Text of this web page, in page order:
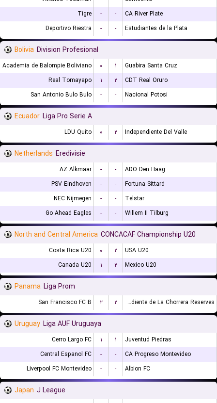
Tigre
- -
CA River Plate
Deportivo Riestra
- - Estudiantes de la Plata
Bolivia Division Profesional
Academia de Balompie Boliviano ۰ ۱
Guabira Santa Cruz
Real Tomayapo
۱ ۲
CDT Real Oruro
San Antonio Bulo Bulo
- - Nacional Potosi
Ecuador Liga Pro Serie A
LDU Quito ۰ ۲ Independiente Del Valle
Netherlands Eredivisie
AZ Alkmaar - -
ADO Den Haag
PSV Eindhoven
- -
Fortuna Sittard
NEC Nijmegen
- -
Telstar
Go Ahead Eagles
- - Willem II Tilburg
North and Central America CONCACAF Championship U20
Costa Rica U20 ۰ ۲
USA U20
Canada U20
۱ ۲ Mexico U20
Panama Liga Prom
San Francisco FC B ۲ ۲ CA Independiente de La Chorrera Reserves
Uruguay Liga AUF Uruguaya
Cerro Largo FC ۱ ۱
Juventud Piedras
Central Espanol FC
- -
CA Progreso Montevideo
Liverpool FC Montevideo
- - Albion FC
Japan J League